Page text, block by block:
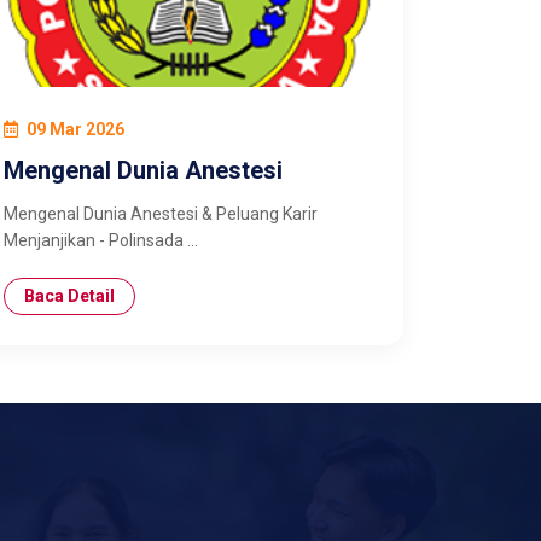
09 Mar 2026
Mengenal Dunia Anestesi
Mengenal Dunia Anestesi & Peluang Karir
Menjanjikan - Polinsada ...
Baca Detail